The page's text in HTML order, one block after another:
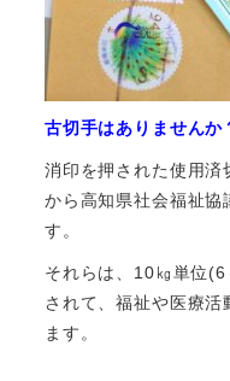
古切手はありませんか
消印を押された使用済
から高知県社会福祉協
す。
それらは、10㎏単位
されて、福祉や医療
ます。